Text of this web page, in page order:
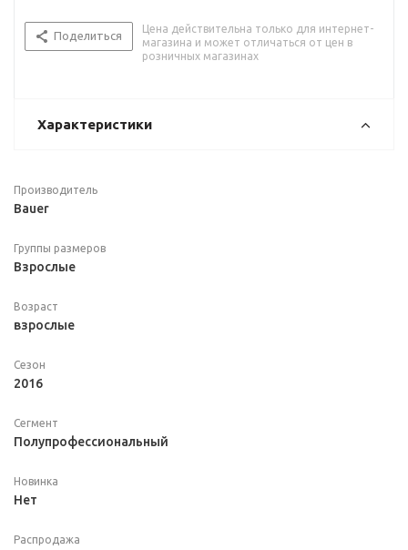
Поделиться
Цена действительна только для интернет-
магазина и может отличаться от цен в
розничных магазинах
Характеристики
Производитель
Bauer
Группы размеров
Взрослые
Возраст
взрослые
Сезон
2016
Сегмент
Полупрофессиональный
Новинка
Нет
Распродажа